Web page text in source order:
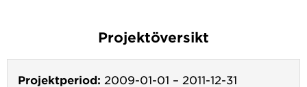
Projektöversikt
Projektperiod: 2009-01-01 – 2011-12-31